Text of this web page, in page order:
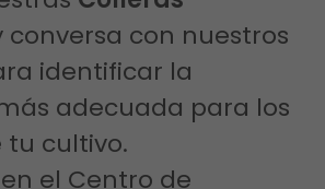
conversa con nuestros
identificar la
adecuada para los
tu cultivo.
el Centro de